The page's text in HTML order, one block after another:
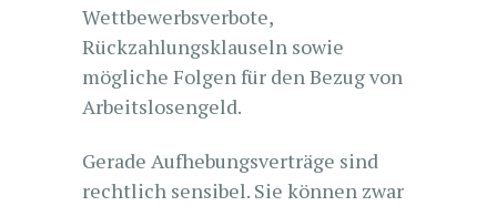
Wettbewerbsverbote,
Rückzahlungsklauseln sowie
mögliche Folgen für den Bezug von
Arbeitslosengeld.
Gerade Aufhebungsverträge sind
rechtlich sensibel. Sie können zwar